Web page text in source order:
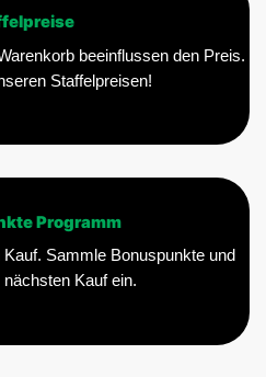
beeinflussen den Preis.
Staffelpreisen!
Programm
Sammle Bonuspunkte und
nächsten Kauf ein.